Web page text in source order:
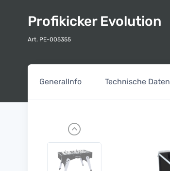
Profikicker Evolution
Art. PE-005355
GeneralInfo Technische Daten
Previous